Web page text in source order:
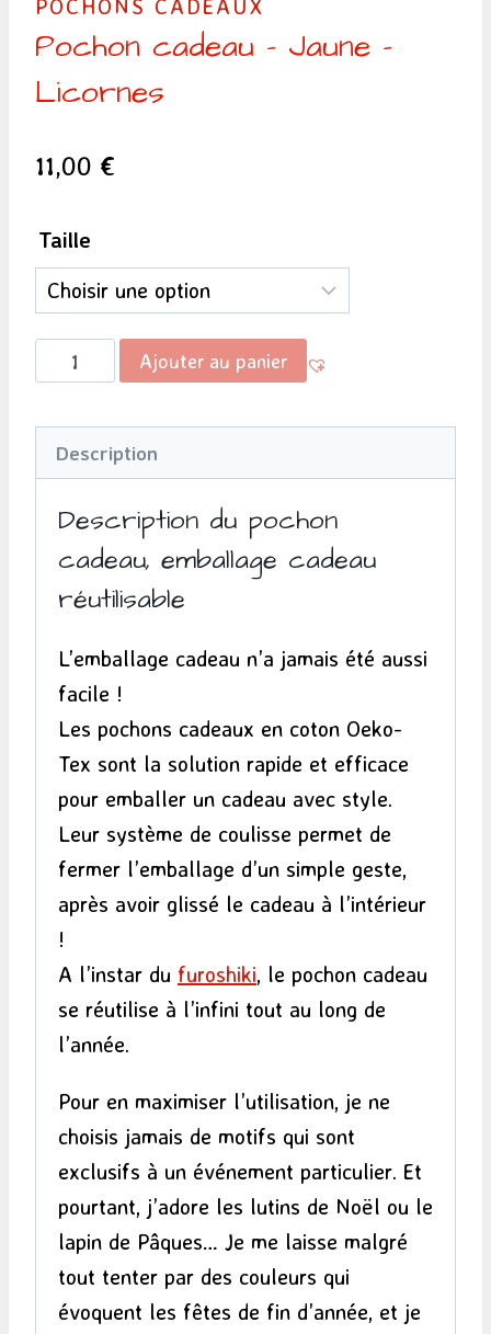
POCHONS CADEAUX
Pochon cadeau – Jaune –
Licornes
11,00 €
Taille
quantité
de
Pochon
cadeau
Jaune
Licornes
Ajouter au panier
Description
Description du pochon
cadeau, emballage cadeau
réutilisable
L’emballage cadeau n’a jamais été aussi
facile !
Les pochons cadeaux en coton Oeko-
Tex sont la solution rapide et efficace
pour emballer un cadeau avec style.
Leur système de coulisse permet de
fermer l’emballage d’un simple geste,
après avoir glissé le cadeau à l’intérieur
!
A l’instar du furoshiki, le pochon cadeau
se réutilise à l’infini tout au long de
l’année.
Pour en maximiser l’utilisation, je ne
choisis jamais de motifs qui sont
exclusifs à un événement particulier. Et
pourtant, j’adore les lutins de Noël ou le
lapin de Pâques… Je me laisse malgré
tout tenter par des couleurs qui
évoquent les fêtes de fin d’année, et je